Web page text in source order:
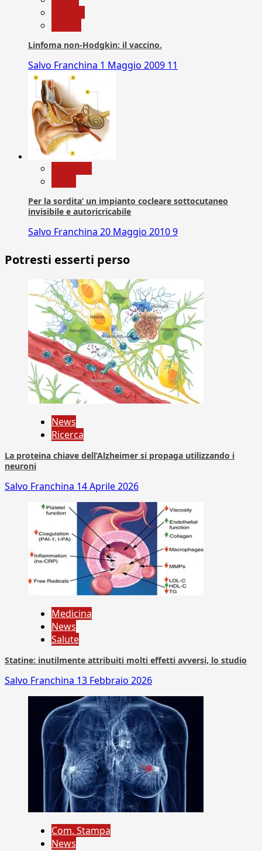
Linfoma non-Hodgkin: il vaccino.
Salvo Franchina 1 Maggio 2009 11
Per la sordita’ un impianto cocleare sottocutaneo
invisibile e autoricricabile
Salvo Franchina 20 Maggio 20109
Potresti esserti perso
News
Ricerca
La proteina chiave dell’Alzheimer si propaga utilizzando i
neuroni
Salvo Franchina 14 Aprile 2026
Medicina
News
Salute
Statine: inutilmente attribuiti molti effetti avversi, lo studio
Salvo Franchina 13 Febbraio 2026
Com. Stampa
News